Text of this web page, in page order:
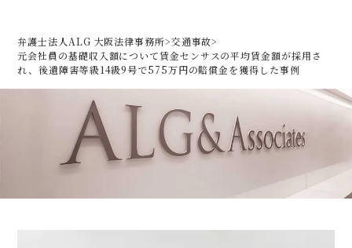
弁護士法人ALG 大阪法律事務所>交通事故>
元会社員の基礎収入額について賃金センサスの平均賃金額が採用さ
れ、後遺障害等級14級9号で575万円の賠償金を獲得した事例